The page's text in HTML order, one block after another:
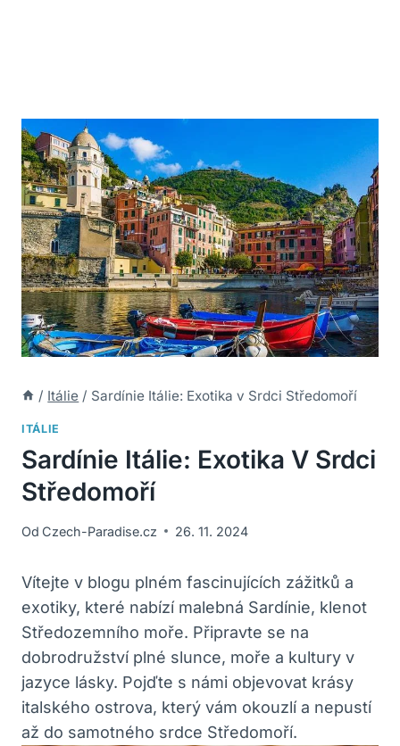
/ Itálie / Sardínie Itálie: Exotika v Srdci Středomoří
ITÁLIE
Sardínie Itálie: Exotika V Srdci
Středomoří
Od Czech-Paradise.cz 26. 11. 2024
Vítejte v blogu plném fascinujících zážitků a
exotiky, které nabízí malebná Sardínie, klenot
Středozemního moře. Připravte se na
dobrodružství plné slunce, moře a kultury v
jazyce lásky. Pojďte s námi objevovat krásy
italského ostrova, který vám okouzlí a nepustí
až do samotného srdce Středomoří.